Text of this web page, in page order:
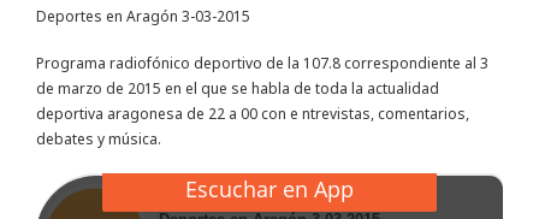
Deportes en Aragón 3-03-2015
Programa radiofónico deportivo de la 107.8 correspondiente al 3
de marzo de 2015 en el que se habla de toda la actualidad
deportiva aragonesa de 22 a 00 con e ntrevistas, comentarios,
debates y música.